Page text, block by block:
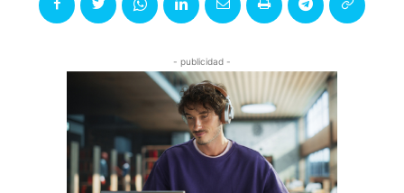
- publicidad -